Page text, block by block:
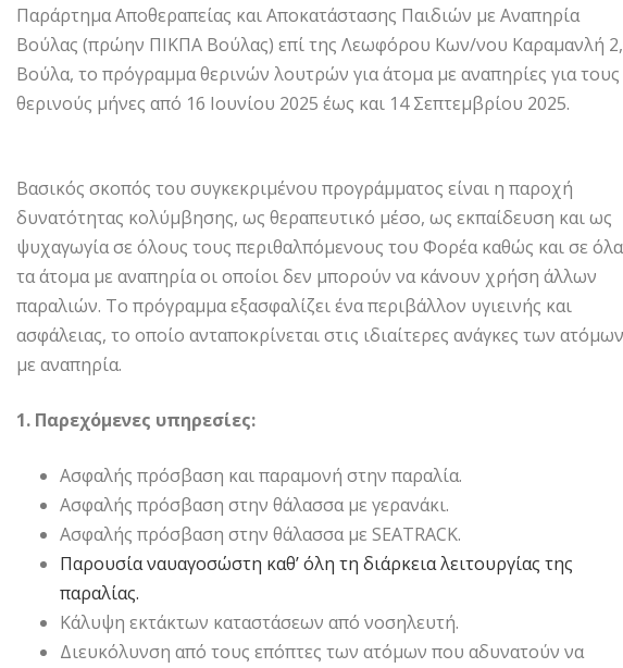
Παράρτημα Αποθεραπείας και Αποκατάστασης Παιδιών με Αναπηρία
Βούλας (πρώην ΠΙΚΠΑ Βούλας) επί της Λεωφόρου Κων/νου Καραμανλή 2,
Βούλα, το πρόγραμμα θερινών λουτρών για άτομα με αναπηρίες για τους
θερινούς μήνες από 16 Ιουνίου 2025 έως και 14 Σεπτεμβρίου 2025.
Βασικός σκοπός του συγκεκριμένου προγράμματος είναι η παροχή
δυνατότητας κολύμβησης, ως θεραπευτικό μέσο, ως εκπαίδευση και ως
ψυχαγωγία σε όλους τους περιθαλπόμενους του Φορέα καθώς και σε όλα
τα άτομα με αναπηρία οι οποίοι δεν μπορούν να κάνουν χρήση άλλων
παραλιών. Το πρόγραμμα εξασφαλίζει ένα περιβάλλον υγιεινής και
ασφάλειας, το οποίο ανταποκρίνεται στις ιδιαίτερες ανάγκες των ατόμων
με αναπηρία.
1. Παρεχόμενες υπηρεσίες:
Ασφαλής πρόσβαση και παραμονή στην παραλία.
Ασφαλής πρόσβαση στην θάλασσα με γερανάκι.
Ασφαλής πρόσβαση στην θάλασσα με SEATRACK.
Παρουσία ναυαγοσώστη καθ’ όλη τη διάρκεια λειτουργίας της
παραλίας.
Κάλυψη εκτάκτων καταστάσεων από νοσηλευτή.
Διευκόλυνση από τους επόπτες των ατόμων που αδυνατούν να